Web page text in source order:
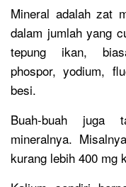
Mineral adalah zat
dalam jumlah yang
tepung ikan,
phospor, yodium,
besi.
Buah-buah juga
mineralnya.
kurang lebih 400 mg